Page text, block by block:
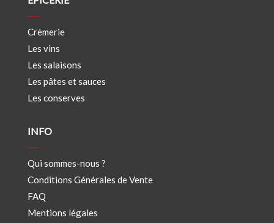
Crèmerie
Les vins
Les salaisons
Les pâtes et sauces
Les conserves
INFO
Qui sommes-nous ?
Conditions Générales de Vente
FAQ
Mentions légales